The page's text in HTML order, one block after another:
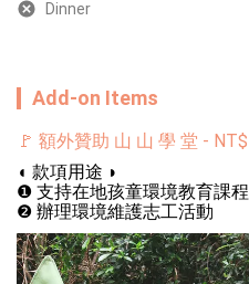
Dinner
Add-on Items
🚩 額外贊助 山 山 學 堂 - NT$
◖ 款項用途 ◗
❶ 支持在地孩童環境教育課程
❷ 辦理環境維護志工活動